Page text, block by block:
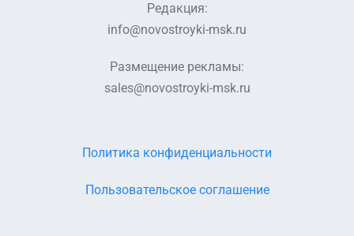
Редакция:
info@novostroyki-msk.ru
Размещение рекламы:
sales@novostroyki-msk.ru
Пользовательское соглашение
Политика конфиденциальности